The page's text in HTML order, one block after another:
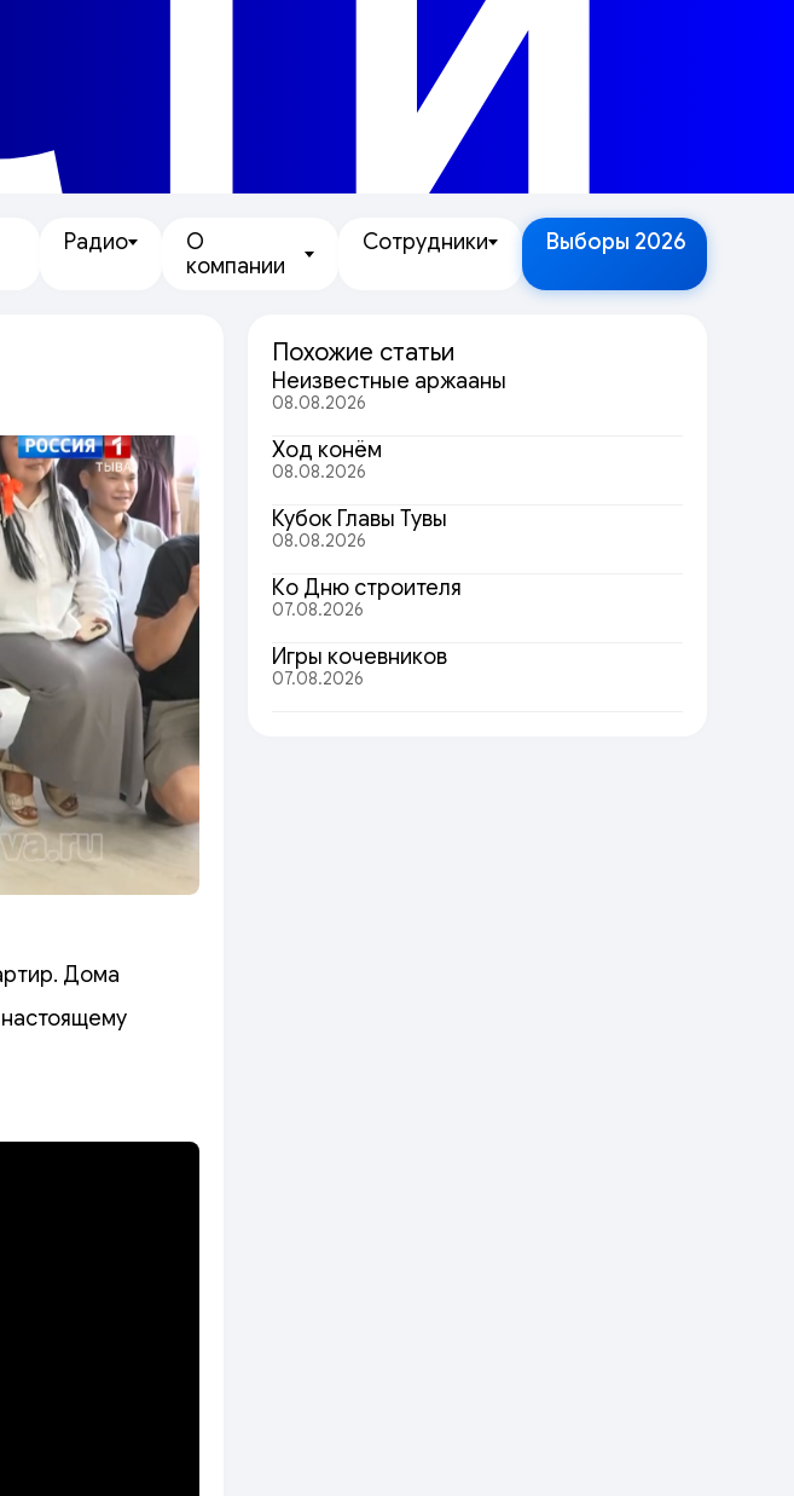
Радио
О
компании
Сотрудники Выборы 2026
Дома
Похожие статьи
Неизвестные аржааны
08.08.2026
Ход конём
08.08.2026
Кубок Главы Тувы
08.08.2026
Ко Дню строителя
07.08.2026
Игры кочевников
07.08.2026